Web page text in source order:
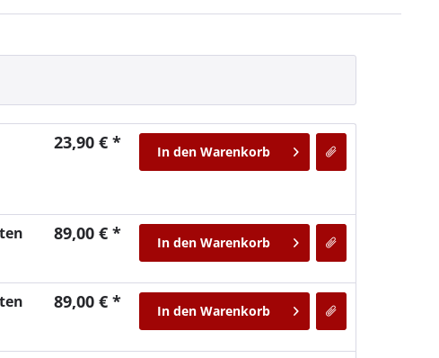
23,90 € * In den Warenkorb
89,00 € * In den Warenkorb
89,00 € * In den Warenkorb